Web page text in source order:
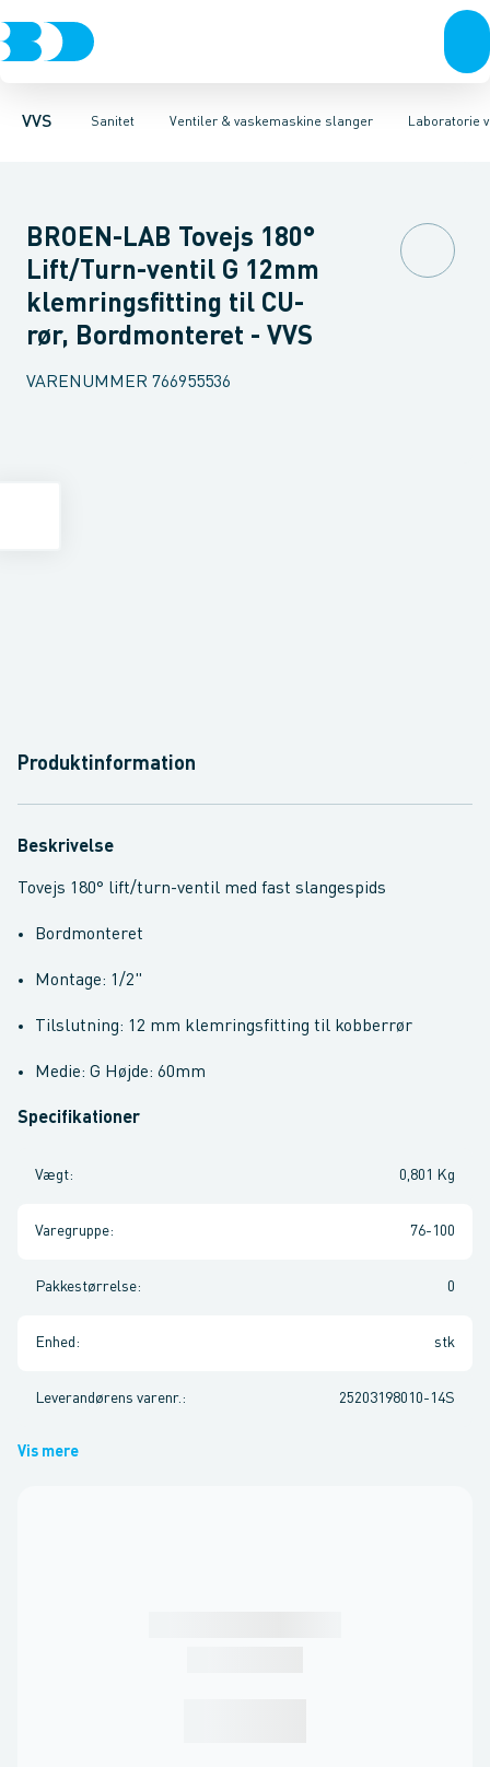
VVS Sanitet
Rør & fittingsPressfittings & rørKuglehaner & ventilerAfløb
Ventiler & vaskemaskine slanger
Toiletter, sæder og cisternerVaskeArmaturerBrusereLaboratorie
Servanteventiler Stopventiler & kuglehanerAftapventiler &
BROEN-LAB Tovejs 180°
Lift/Turn-ventil G 12mm
klemringsfitting til CU-
rør, Bordmonteret - VVS
VARENUMMER 766955536
Produktinformation
Beskrivelse
Tovejs 180° lift/turn-ventil med fast slangespids
Bordmonteret
Montage: 1/2"
Tilslutning: 12 mm klemringsfitting til kobberrør
Medie: G Højde: 60mm
Specifikationer
Vægt: 0,801 Kg
Varegruppe: 76-100
Pakkestørrelse: 0
Enhed : stk
Leverandørens varenr. : 25203198010-14S
Vis mere